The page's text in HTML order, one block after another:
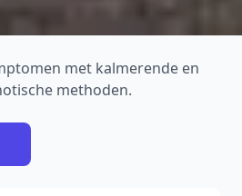
met kalmerende en
methoden.